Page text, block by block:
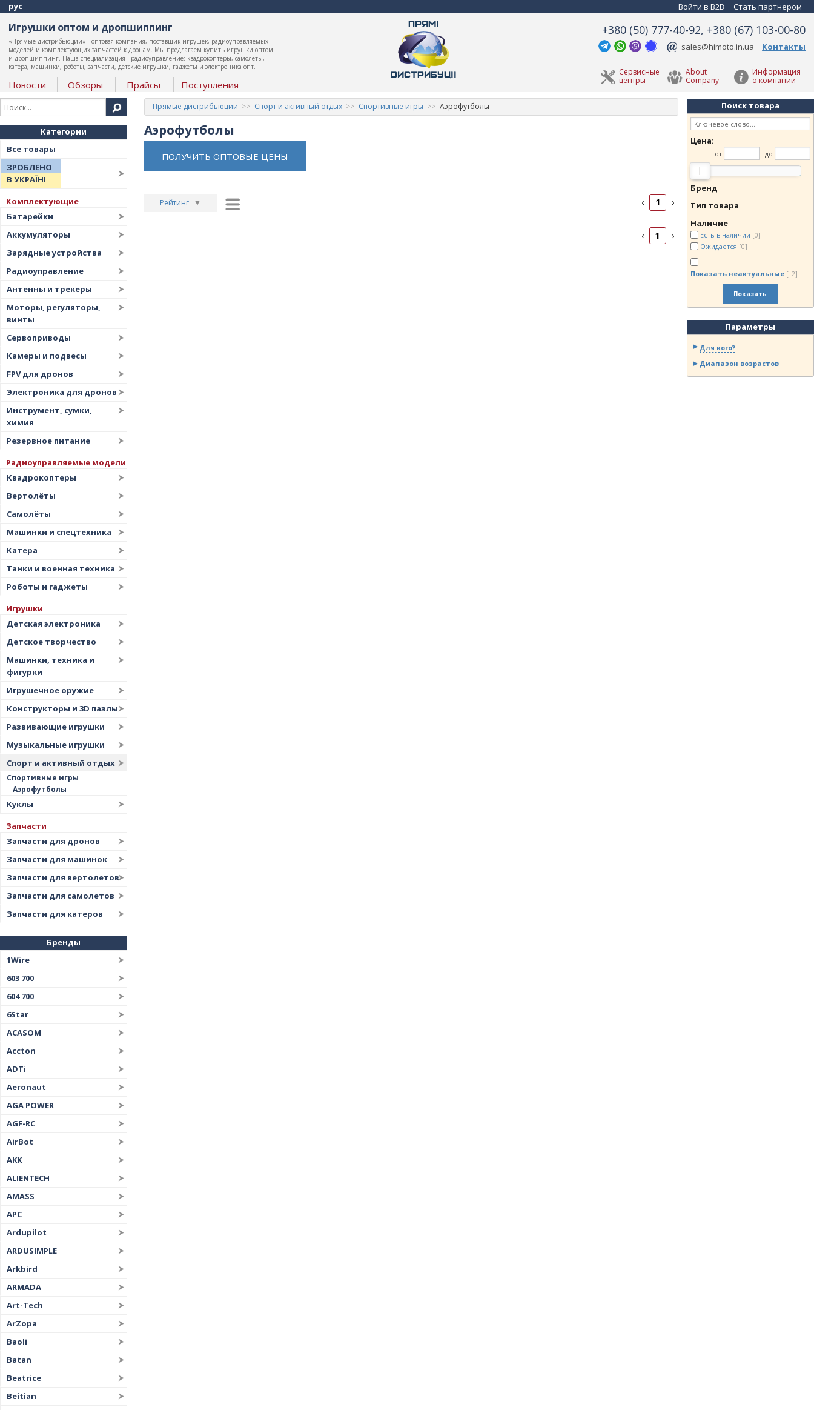
рус Войти в B2B Стать партнером
Игрушки оптом и дропшиппинг
«Прямые дистрибьюции» - оптовая компания, поставщик игрушек, радиоуправляемых
моделей и комплектующих запчастей к дронам. Мы предлагаем купить игрушки оптом
и дропшиппинг. Наша специализация - радиоуправление: квадрокоптеры, самолеты,
катера, машинки, роботы, запчасти, детские игрушки, гаджеты и электроника опт.
Новости Обзоры Прайсы Поступления
+380 (50) 777-40-92, +380 (67) 103-00-80
sales@himoto.in.ua Контакты
Информация
о компании
About
Company
Сервисные
центры
Категории
Все товары
ЗРОБЛЕНО
В УКРАЇНІ
Комплектующие
Батарейки
Аккумуляторы
Зарядные устройства
Радиоуправление
Антенны и трекеры
Моторы, регуляторы,
винты
Сервоприводы
Камеры и подвесы
FPV для дронов
Электроника для дронов
Инструмент, сумки,
химия
Резервное питание
Радиоуправляемые модели
Квадрокоптеры
Вертолёты
Самолёты
Машинки и спецтехника
Катера
Танки и военная техника
Роботы и гаджеты
Игрушки
Детская электроника
Детское творчество
Машинки, техника и
фигурки
Игрушечное оружие
Конструкторы и 3D пазлы
Развивающие игрушки
Музыкальные игрушки
Спорт и активный отдых
Спортивные игры
Аэрофутболы
Куклы
Запчасти
Запчасти для дронов
Запчасти для машинок
Запчасти для вертолетов
Запчасти для самолетов
Запчасти для катеров
Бренды
1Wire
603 700
604 700
6Star
ACASOM
Accton
ADTi
Aeronaut
AGA POWER
AGF-RC
AirBot
AKK
ALIENTECH
AMASS
APC
Ardupilot
ARDUSIMPLE
Arkbird
ARMADA
Art-Tech
ArZopa
Baoli
Batan
Beatrice
Beitian
Прямые дистрибьюции Спорт и активный отдых Спортивные игры Аэрофутболы
Аэрофутболы
ПОЛУЧИТЬ ОПТОВЫЕ ЦЕНЫ
Рейтинг ▼
‹ 1 ›
‹ 1 ›
Поиск товара
Цена:
от до
Бренд
Тип товара
Наличие
Есть в наличии [0]
Ожидается [0]
Показать неактуальные [+2]
Показать
Параметры
Для кого?
Диапазон возрастов